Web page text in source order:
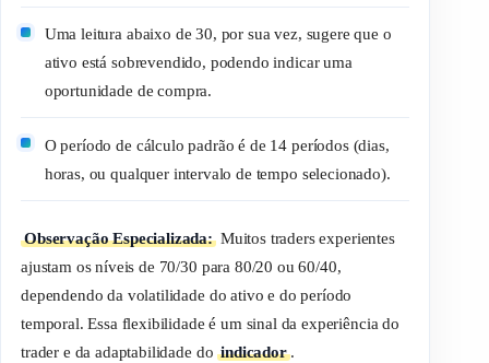
Uma leitura abaixo de 30, por sua vez, sugere que o
ativo está sobrevendido, podendo indicar uma
oportunidade de compra.
O período de cálculo padrão é de 14 períodos (dias,
horas, ou qualquer intervalo de tempo selecionado).
Observação Especializada: Muitos tradersexperientes
ajustam os níveis de 70/30 para 80/20 ou 60/40,
dependendo da volatilidade do ativo e do período
temporal. Essa flexibilidade é um sinal da experiência do
trader e da adaptabilidade doindicador.